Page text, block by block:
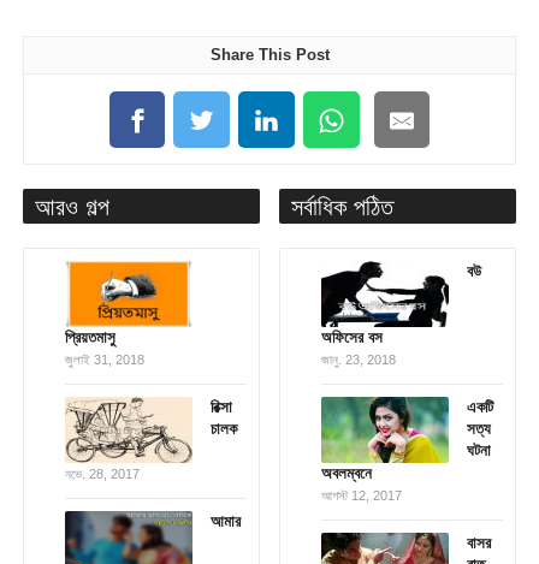
Share This Post
আরও গল্প
প্রিয়তমাসু
জুলাই 31, 2018
রিক্সা
চালক
নভে. 28, 2017
আমার
সর্বাধিক পঠিত
বউ
অফিসের বস
জানু. 23, 2018
একটি
সত্য
ঘটনা
অবলম্বনে
আগস্ট 12, 2017
বাসর